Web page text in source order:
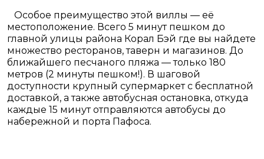
Особое преимущество этой виллы — её
местоположение. Всего 5 минут пешком до
главной улицы района Корал Бэй где вы найдете
множество ресторанов, таверн и магазинов. До
ближайшего песчаного пляжа — только 180
метров (2 минуты пешком!). В шаговой
доступности крупный супермаркет с бесплатной
доставкой, а также автобусная остановка, откуда
каждые 15 минут отправляются автобусы до
набережной и порта Пафоса.